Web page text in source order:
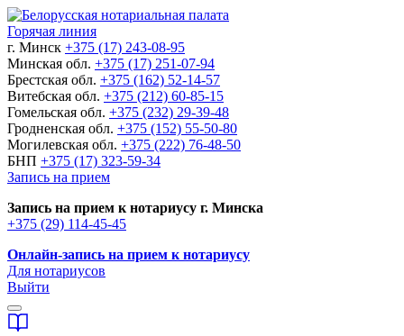
Горячая линия
г. Минск +375 (17) 243-08-95
Минская обл. +375 (17) 251-07-94
Брестская обл. +375 (162) 52-14-57
Витебская обл. +375 (212) 60-85-15
Гомельская обл. +375 (232) 29-39-48
Гродненская обл. +375 (152) 55-50-80
Могилевская обл. +375 (222) 76-48-50
БНП +375 (17) 323-59-34
Запись на прием
Запись на прием к нотариусу г. Минска
+375 (29) 114-45-45
Онлайн-запись на прием к нотариусу
Для нотариусов
Выйти